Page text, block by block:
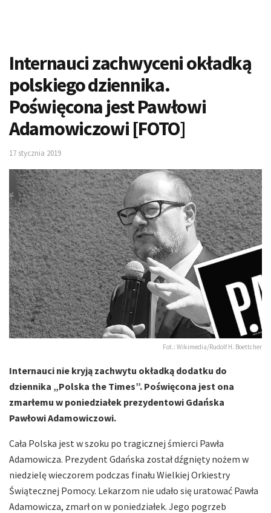
Internauci zachwyceni okładką
polskiego dziennika.
Poświęcona jest Pawłowi
Adamowiczowi [FOTO]
17 stycznia 2019
Fot.: Wikimedia/Rudolf H. Boettcher
Internauci nie kryją zachwytu okładką dodatku do
dziennika „Polska the Times”. Poświęcona jest ona
zmarłemu w poniedziałek prezydentowi Gdańska
Pawłowi Adamowiczowi.
Cała Polska jest w szoku po tragicznej śmierci Pawła
Adamowicza. Prezydent Gdańska został dźgnięty nożem w
niedzielę wieczorem podczas finału Wielkiej Orkiestry
Świątecznej Pomocy. Lekarzom nie udało się uratować Pawła
Adamowicza, zmarł on w poniedziałek. Jego pogrzeb